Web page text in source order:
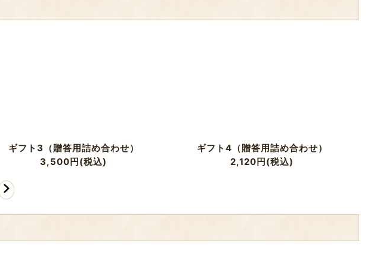
ギフト3（贈答用詰め合わせ）
3,500円(税込)
ギフト4（贈答用詰め合わせ）
2,120円(税込)